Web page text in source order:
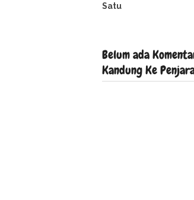
Satu
Belum ada
Kandung Ke